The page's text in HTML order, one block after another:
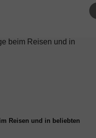
Reisen und in beliebten